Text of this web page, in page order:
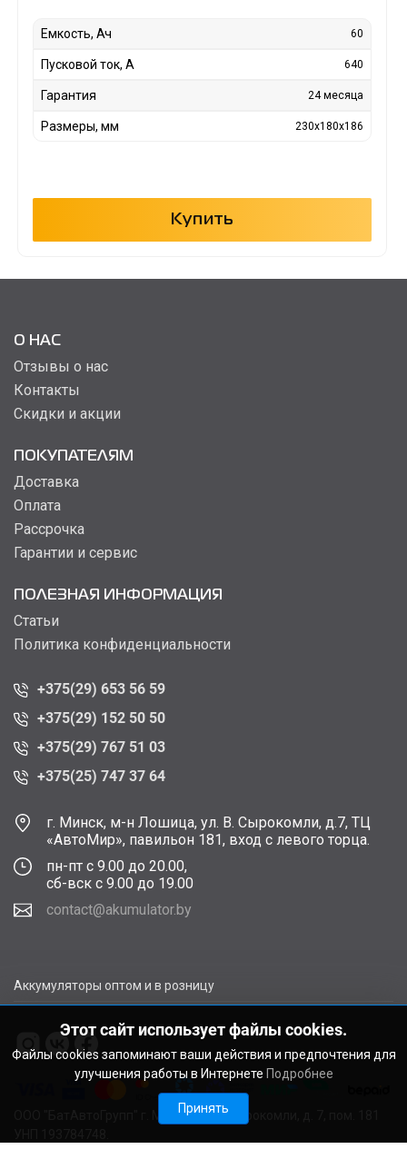
Емкость, Ач 60
Пусковой ток, А 640
Гарантия 24 месяца
Размеры, мм 230x180x186
Купить
О НАС
Отзывы о нас
Контакты
Скидки и акции
ПОКУПАТЕЛЯМ
Доставка
Оплата
Рассрочка
Гарантии и сервис
ПОЛЕЗНАЯ ИНФОРМАЦИЯ
Статьи
Политика конфиденциальности
+375(29) 653 56 59
+375(29) 152 50 50
+375(29) 767 51 03
+375(25) 747 37 64
г. Минск, м-н Лошица, ул. В. Сырокомли, д.7, ТЦ
«АвтоМир», павильон 181, вход с левого торца.
пн-пт с 9.00 до 20.00,
сб-вск с 9.00 до 19.00
contact@akumulator.by
Аккумуляторы оптом и в розницу
ООО "БатАвтоГрупп" г. Минск, ул. В. Сырокомли, д. 7, пом. 181
Этот сайт использует файлы cookies.
Файлы cookies запоминают ваши действия и предпочтения для
улучшения работы в Интернете Подробнее
Принять